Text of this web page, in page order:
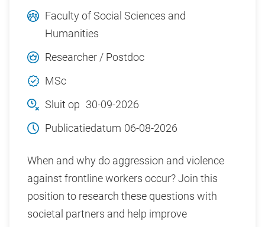
Faculty of Social Sciences and
Humanities
Researcher / Postdoc
MSc
Sluit op 30-09-2026
Publicatiedatum 06-08-2026
When and why do aggression and violence
against frontline workers occur? Join this
position to research these questions with
societal partners and help improve